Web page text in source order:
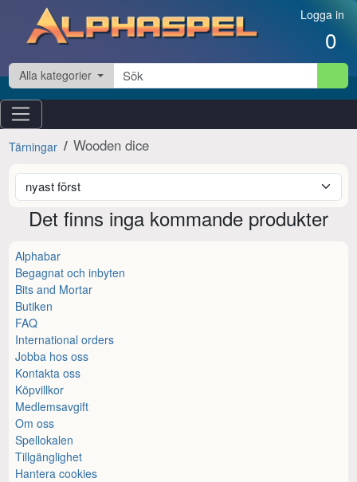
Hoppa till innehåll Logga in
0
Alla kategorier
Tärningar Wooden dice
Det finns inga kommande produkter
Alphabar
Begagnat och inbyten
Bits and Mortar
Butiken
FAQ
International orders
Jobba hos oss
Kontakta oss
Köpvillkor
Medlemsavgift
Om oss
Spellokalen
Tillgänglighet
Hantera cookies